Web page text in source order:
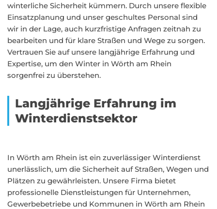
winterliche Sicherheit kümmern. Durch unsere flexible
Einsatzplanung und unser geschultes Personal sind
wir in der Lage, auch kurzfristige Anfragen zeitnah zu
bearbeiten und für klare Straßen und Wege zu sorgen.
Vertrauen Sie auf unsere langjährige Erfahrung und
Expertise, um den Winter in Wörth am Rhein
sorgenfrei zu überstehen.
Langjährige Erfahrung im
Winterdienstsektor
In Wörth am Rhein ist ein zuverlässiger Winterdienst
unerlässlich, um die Sicherheit auf Straßen, Wegen und
Plätzen zu gewährleisten. Unsere Firma bietet
professionelle Dienstleistungen für Unternehmen,
Gewerbebetriebe und Kommunen in Wörth am Rhein